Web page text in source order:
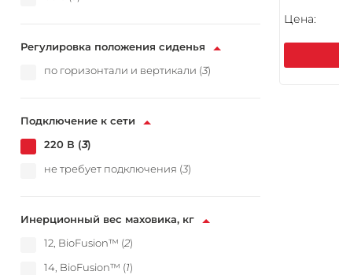
Регулировка положения сиденья
по горизонтали и вертикали (3)
Подключение к сети
220 В (3)
не требует подключения (3)
Инерционный вес маховика, кг
12, BioFusion™ (2)
14, BioFusion™ (1)
Цена: